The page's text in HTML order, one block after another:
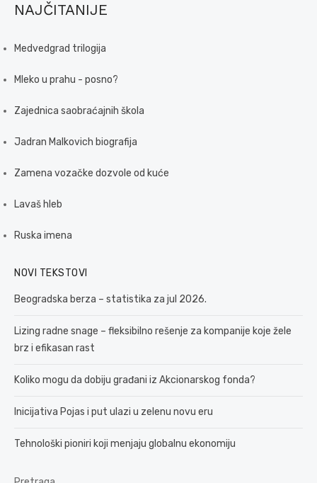
NAJČITANIJE
Medvedgrad trilogija
Mleko u prahu - posno?
Zajednica saobraćajnih škola
Jadran Malkovich biografija
Zamena vozačke dozvole od kuće
Lavaš hleb
Ruska imena
NOVI TEKSTOVI
Beogradska berza – statistika za jul 2026.
Lizing radne snage – fleksibilno rešenje za kompanije koje žele
brz i efikasan rast
Koliko mogu da dobiju građani iz Akcionarskog fonda?
Inicijativa Pojas i put ulazi u zelenu novu eru
Tehnološki pioniri koji menjaju globalnu ekonomiju